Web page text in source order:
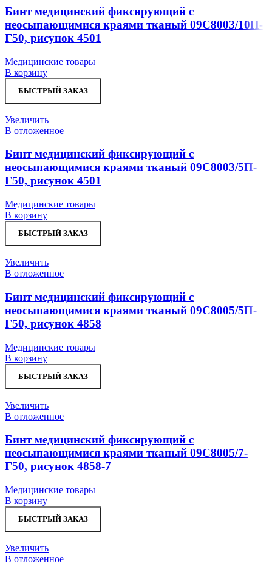
Бинт медицинский фиксирующий с
неосыпающимися краями тканый 09С8003/10П-
Г50, рисунок 4501
Медицинские товары
В корзину
БЫСТРЫЙ ЗАКАЗ
Увеличить
В отложенное
Бинт медицинский фиксирующий с
неосыпающимися краями тканый 09С8003/5П-
Г50, рисунок 4501
Медицинские товары
В корзину
БЫСТРЫЙ ЗАКАЗ
Увеличить
В отложенное
Бинт медицинский фиксирующий с
неосыпающимися краями тканый 09С8005/5П-
Г50, рисунок 4858
Медицинские товары
В корзину
БЫСТРЫЙ ЗАКАЗ
Увеличить
В отложенное
Бинт медицинский фиксирующий с
неосыпающимися краями тканый 09С8005/7-
Г50, рисунок 4858-7
Медицинские товары
В корзину
БЫСТРЫЙ ЗАКАЗ
Увеличить
В отложенное